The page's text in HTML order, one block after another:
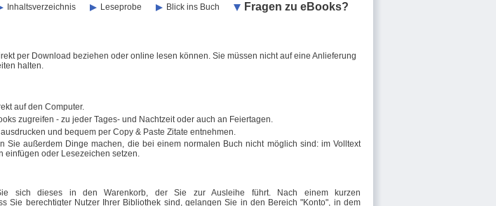
Inhaltsverzeichnis Leseprobe Blick ins Buch Fragen zu eBooks?
per Download beziehen oder online lesen können. Sie müssen nicht auf eine Anlieferung
halten.
auf den Computer.
zugreifen - zu jeder Tages- und Nachtzeit oder auch an Feiertagen.
und bequem per Copy & Paste Zitate entnehmen.
Sie außerdem Dinge machen, die bei einem normalen Buch nicht möglich sind: im Volltext
einfügen oder Lesezeichen setzen.
sich dieses in den Warenkorb, der Sie zur Ausleihe führt. Nach einem kurzen
Sie berechtigter Nutzer Ihrer Bibliothek sind, gelangen Sie in den Bereich "Konto", in dem